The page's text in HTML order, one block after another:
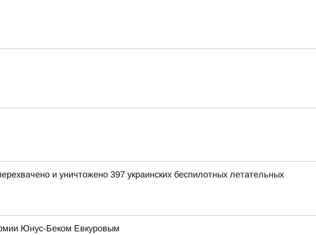
и уничтожено 397 украинских беспилотных летательных
Юнус-Беком Евкуровым